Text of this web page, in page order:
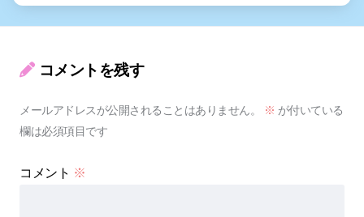
コメントを残す
メールアドレスが公開されることはありません。 ※ が付いている
欄は必須項目です
コメント ※